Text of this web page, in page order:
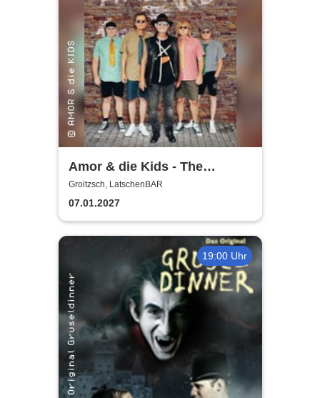
Amor & die Kids - The
Bockwurst returns !
Groitzsch, LatschenBAR
07.01.2027
19:00 Uhr